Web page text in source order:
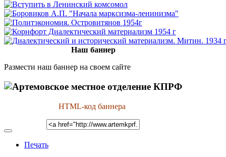
Наш баннер
Размести наш баннер на своем сайте
HTML-код баннера
Печать